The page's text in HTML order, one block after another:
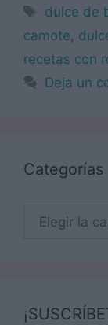
Etiquetas
dulce de
camote,
recetas con
Deja un
Categorías
Categorías